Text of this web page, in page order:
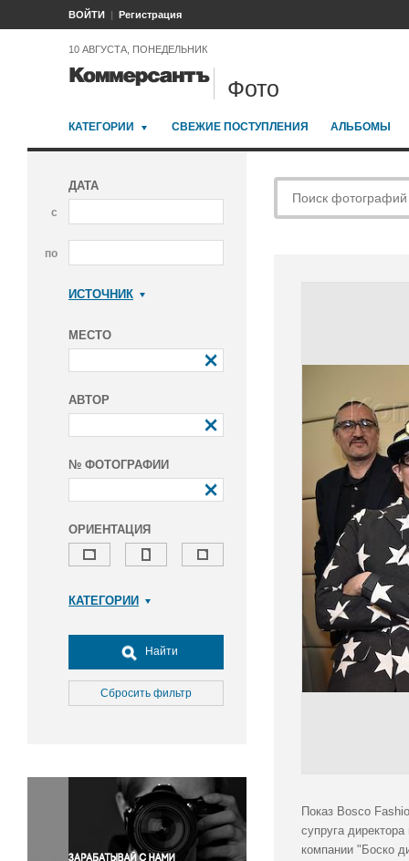
ВОЙТИ Регистрация
10 АВГУСТА, ПОНЕДЕЛЬНИК
Фото
КАТЕГОРИИ СВЕЖИЕ ПОСТУПЛЕНИЯ АЛЬБОМЫ
ДАТА
с
по
ИСТОЧНИК
МЕСТО
АВТОР
№ ФОТОГРАФИИ
ОРИЕНТАЦИЯ
КАТЕГОРИИ
Досуг, туризм и отдых
Культура
Медицина
Окружающая среда
Политика
Правосудие
Происшествия и конфликты
Найти
Сбросить фильтр
Показ Bosco
супруга
компании "Боско